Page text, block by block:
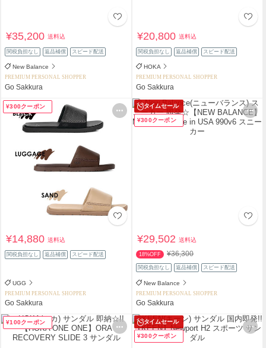
¥35,200送料込
関税負担なし 返品補償 スピード配送
New Balance
PREMIUM PERSONAL SHOPPER
Go Sakkura
¥20,800送料込
関税負担なし 返品補償 スピード配送
HOKA
PREMIUM PERSONAL SHOPPER
Go Sakkura
¥300クーポン
¥14,880送料込
関税負担なし 返品補償 スピード配送
UGG
PREMIUM PERSONAL SHOPPER
Go Sakkura
タイムセール
¥300クーポン
¥29,502送料込
18%OFF ¥36,300
関税負担なし 返品補償 スピード配送
New Balance
PREMIUM PERSONAL SHOPPER
Go Sakkura
¥100クーポン タイムセール
¥300クーポン